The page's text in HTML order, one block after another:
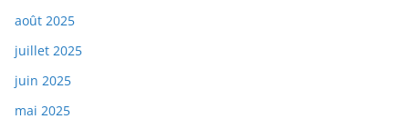
août 2025
juillet 2025
juin 2025
mai 2025